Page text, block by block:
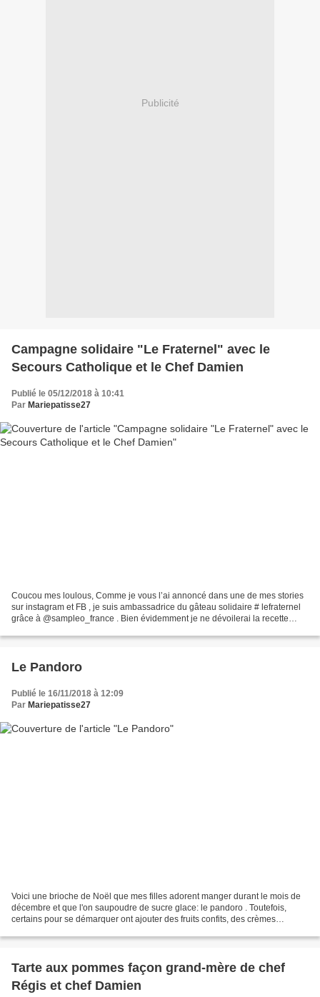
Publicité
Campagne solidaire "Le Fraternel" avec le
Secours Catholique et le Chef Damien
Publié le 05/12/2018 à 10:41
Par Mariepatisse27
Coucou mes loulous, Comme je vous l’ai annoncé dans une de mes stories
sur instagram et FB , je suis ambassadrice du gâteau solidaire # lefraternel
grâce à @sampleo_france . Bien évidemment je ne dévoilerai la recette
Le Pandoro
Publié le 16/11/2018 à 12:09
Par Mariepatisse27
Voici une brioche de Noël que mes filles adorent manger durant le mois de
décembre et que l'on saupoudre de sucre glace: le pandoro . Toutefois,
certains pour se démarquer ont ajouter des fruits confits, des crèmes
Tarte aux pommes façon grand-mère de chef
Régis et chef Damien